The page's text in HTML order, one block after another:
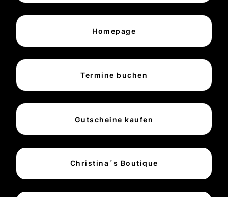
Homepage
Termine buchen
Gutscheine kaufen
Christina´s Boutique